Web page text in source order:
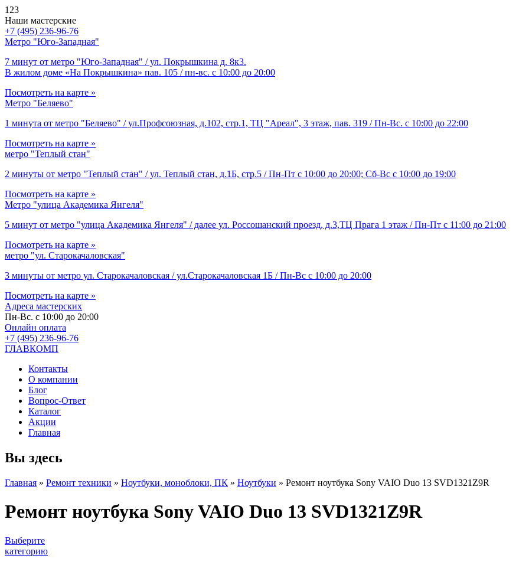
123
Наши мастерские
+7 (495) 236-96-76
Метро "Юго-Западная"
7 минут от метро "Юго-Западная" / ул. Покрышкина д. 8к3.
В жилом доме «На Покрышкина» пав. 105 / пн-вс. с 10:00 до 20:00
Посмотреть на карте »
Метро "Беляево"
1 минута от метро "Беляево" / ул.Профсоюзная, д.102, стр.1, ТЦ "Ареал", 3 этаж, пав. 319 / Пн-Вс. с 10:00 до 22:00
Посмотреть на карте »
метро "Теплый стан"
2 минуты от метро "Теплый стан" / ул. Теплый стан, д.1Б, стр.5 / Пн-Пт с 10:00 до 20:00; Сб-Вс с 10:00 до 19:00
Посмотреть на карте »
Метро "улица Академика Янгеля"
5 минут от метро "улица Академика Янгеля" / далее ул. Россошанский проезд, д.3,ТЦ Прага 1 этаж / Пн-Пт с 11:00 до 21:00
Посмотреть на карте »
метро "ул. Старокачаловская"
3 минуты от метро ул. Старокачаловская / ул.Старокачаловская 1Б / Пн-Вс с 10:00 до 20:00
Посмотреть на карте »
Адреса мастерских
Пн-Вс. с 10:00 до 20:00
Онлайн оплата
+7 (495) 236-96-76
ГЛАВКОМП
Контакты
О компании
Блог
Вопрос-Ответ
Каталог
Акции
Главная
Вы здесь
Главная » Ремонт техники » Ноутбуки, моноблоки, ПК » Ноутбуки » Ремонт ноутбука Sony VAIO Duo 13 SVD1321Z9R
Ремонт ноутбука Sony VAIO Duo 13 SVD1321Z9R
Выберите
категорию